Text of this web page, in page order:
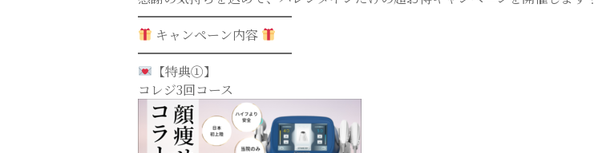
━━━━━━━━━━━━
キャンペーン内容
━━━━━━━━━━━━
【特典①】
コレジ3回コース